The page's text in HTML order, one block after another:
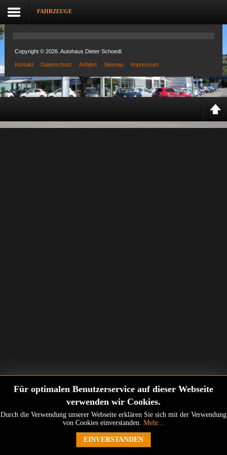
FAHRZEUGE
Für optimalen Benutzerservice auf dieser Webseite
verwenden wir Cookies.
Durch die Verwendung unserer Webseite erklären Sie sich mit der Verwendung
von Cookies einverstanden. Mehr...
EINVERSTANDEN
Copyright © 2026. Autohaus Dieter Schoedl.
Impressum
Sitemap
Anfahrt
Datenschutz
Kontakt